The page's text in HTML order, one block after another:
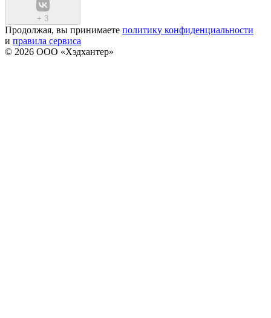
+ 3
Продолжая, вы принимаете политику конфиденциальности
и правила сервиса
© 2026 ООО «Хэдхантер»